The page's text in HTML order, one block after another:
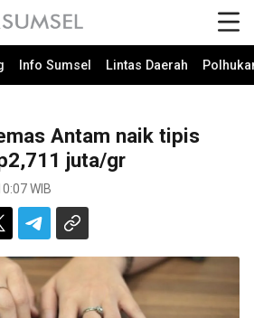
Info Sumsel Lintas Daerah
Antam naik tipis
juta/gr
WIB